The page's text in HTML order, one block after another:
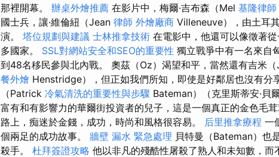
那裡開幕。 辦桌外燴推薦 在影片中，梅爾·吉布森（Mel 基隆律師
國士兵，讓·維倫紐（Jean 律師 外燴廠商 Villeneuve），由土耳
演。 塔位規劃與建議 士林推拿技術 在電影中，他還可以像徵著
多國家。 SSL對網站安全和SEO的重要性 獨立戰爭中有一名來自
到48名移民參與北內戰。 奧茲（Oz）渴望和平，當然還有吉米
餐外燴 Henstridge），但正如我們所知，即使是好鄰居也沒有分
（Patrick 冷氣清洗的重要性與步驟 Bateman）（克里斯蒂安·貝
富有和有影響力的華爾街投資者的兒子，這是一個真正的金色毛茸
路上，痴迷於金錢，成功，時尚和風格很容易。 后里推拿療程 一
個兩足的成功故事。 牆壁 漏水 緊急處理 貝特曼（Bateman）也
殺手。 杜拜簽證攻略 他以非凡的殘酷性屠殺了熟人和未知數，而